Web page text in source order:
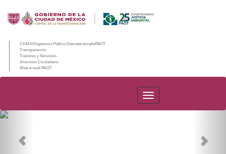
CDMX/Organismo Público Descentralizado/PAOT
Transparencia
Trámites y Servicios
Atención Ciudadana
Web e-mail PAOT
PAOT